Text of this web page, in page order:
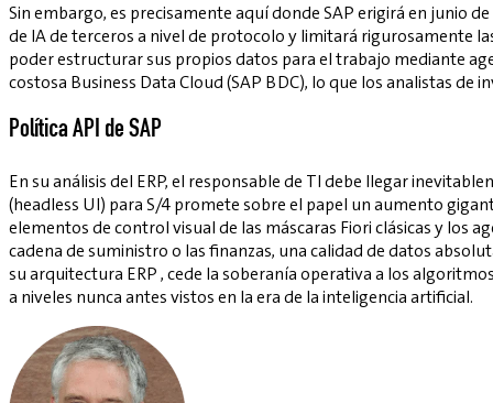
Sin embargo, es precisamente aquí donde SAP erigirá en junio
de IA de terceros a nivel de protocolo y limitará rigurosamente
poder estructurar sus propios datos para el trabajo mediante
costosa Business Data Cloud (SAP BDC), lo que los analistas
Política API de SAP
En su análisis del ERP, el responsable de TI debe llegar
(headless UI) para S/4 promete sobre el papel un aumento
elementos de control visual de las máscaras Fiori clásicas y los
cadena de suministro o las finanzas, una calidad de datos
su arquitectura ERP , cede la soberanía operativa a los
a niveles nunca antes vistos en la era de la inteligencia artificial.